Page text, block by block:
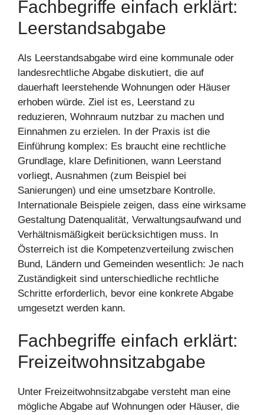
Fachbegriffe einfach erklärt:
Leerstandsabgabe
Als Leerstandsabgabe wird eine kommunale oder
landesrechtliche Abgabe diskutiert, die auf
dauerhaft leerstehende Wohnungen oder Häuser
erhoben würde. Ziel ist es, Leerstand zu
reduzieren, Wohnraum nutzbar zu machen und
Einnahmen zu erzielen. In der Praxis ist die
Einführung komplex: Es braucht eine rechtliche
Grundlage, klare Definitionen, wann Leerstand
vorliegt, Ausnahmen (zum Beispiel bei
Sanierungen) und eine umsetzbare Kontrolle.
Internationale Beispiele zeigen, dass eine wirksame
Gestaltung Datenqualität, Verwaltungsaufwand und
Verhältnismäßigkeit berücksichtigen muss. In
Österreich ist die Kompetenzverteilung zwischen
Bund, Ländern und Gemeinden wesentlich: Je nach
Zuständigkeit sind unterschiedliche rechtliche
Schritte erforderlich, bevor eine konkrete Abgabe
umgesetzt werden kann.
Fachbegriffe einfach erklärt:
Freizeitwohnsitzabgabe
Unter Freizeitwohnsitzabgabe versteht man eine
mögliche Abgabe auf Wohnungen oder Häuser, die